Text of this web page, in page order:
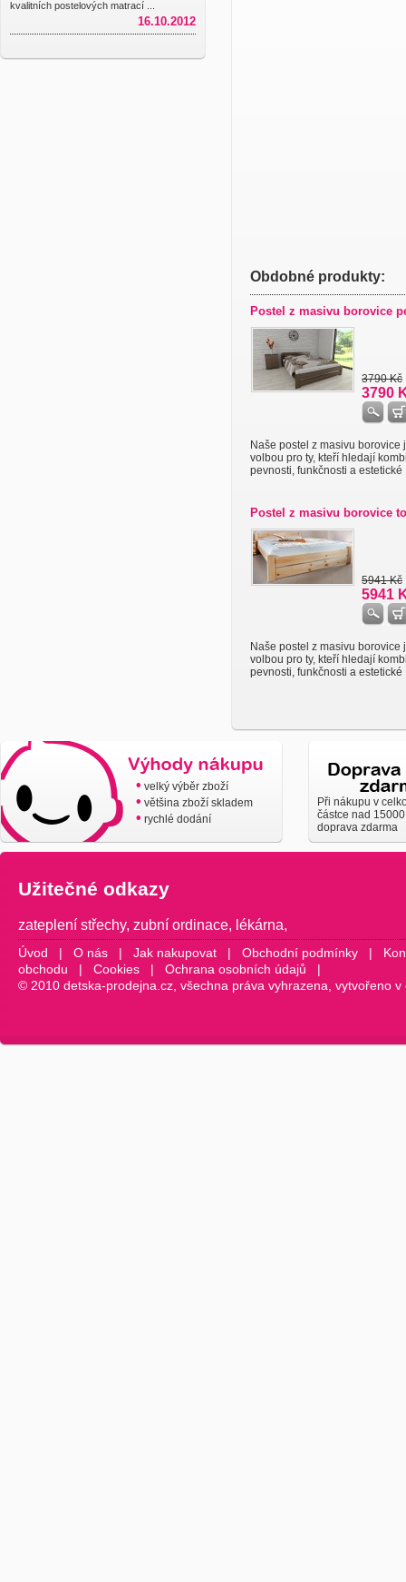
kvalitních postelových matrací ...
16.10.2012
Obdobné produkty:
Postel z masivu borovice
3790 Kč
3790
Naše postel z masivu borovice
volbou pro ty, kteří hledají
pevnosti, funkčnosti a estetické
Postel z masivu borovice
5941 Kč
5941
Naše postel z masivu borovice
volbou pro ty, kteří hledají
pevnosti, funkčnosti a estetické
• velký výběr zboží
• většina zboží skladem
• rychlé dodání
Při nákupu v
částce nad
doprava zdarma
Užitečné odkazy
zateplení střechy, zubní ordinace, lékárna,
Úvod | O nás | Jak nakupovat | Obchodní podmínky |
obchodu | Cookies | Ochrana osobních údajů |
© 2010 detska-prodejna.cz, všechna práva vyhrazena, vytvořeno v